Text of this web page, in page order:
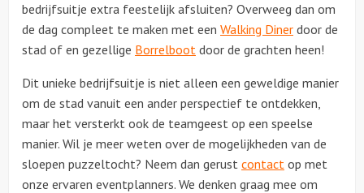
bedrijfsuitje extra feestelijk afsluiten? Overweeg dan om
de dag compleet te maken met een Walking Diner door de
stad of en gezellige Borrelboot door de grachten heen!
Dit unieke bedrijfsuitje is niet alleen een geweldige manier
om de stad vanuit een ander perspectief te ontdekken,
maar het versterkt ook de teamgeest op een speelse
manier. Wil je meer weten over de mogelijkheden van de
sloepen puzzeltocht? Neem dan gerust contact op met
onze ervaren eventplanners. We denken graag mee om